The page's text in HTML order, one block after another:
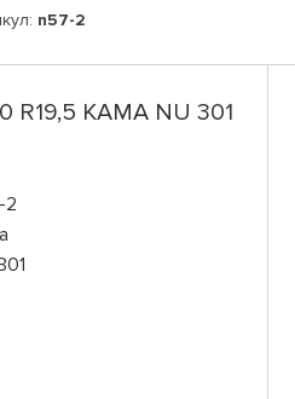
n57-2
KAMA NU 301
2